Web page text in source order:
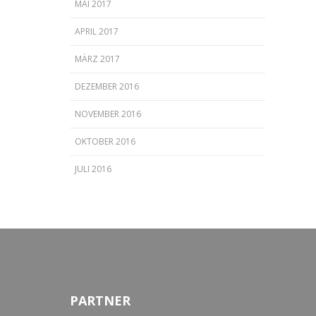
MAI 2017
APRIL 2017
MÄRZ 2017
DEZEMBER 2016
NOVEMBER 2016
OKTOBER 2016
JULI 2016
PARTNER